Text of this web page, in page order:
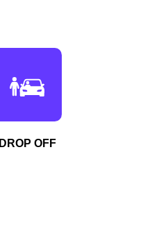
DROP OFF